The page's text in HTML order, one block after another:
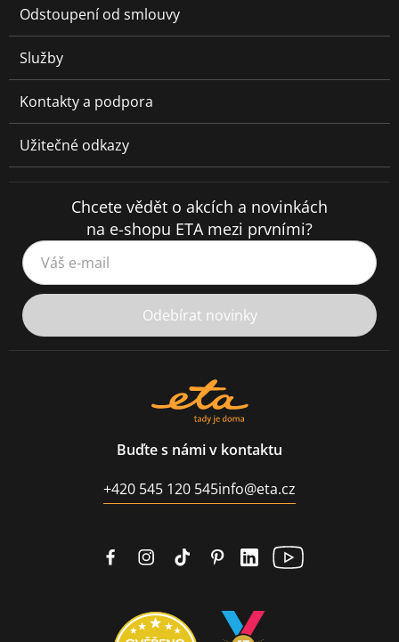
Odstoupení od smlouvy
Služby
Kontakty a podpora
Užitečné odkazy
Chcete vědět o akcích a novinkách
na e-shopu ETA mezi prvními?
Váš e-mail
Odebírat novinky
Buďte s námi v kontaktu
+420 545 120 545info@eta.cz